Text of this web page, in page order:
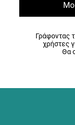
Γράφοντας
χρήστες
Θα